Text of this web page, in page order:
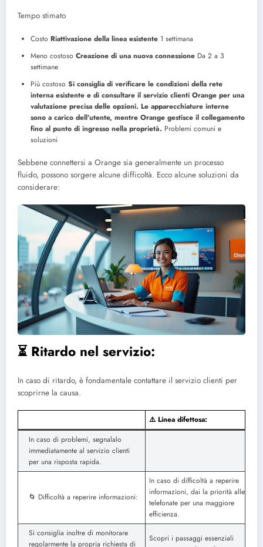
Tempo stimato
Costo Riattivazione della linea esistente 1 settimana
Meno costoso Creazione di una nuova connessione Da 2 a 3
settimane
Più costoso Si consiglia di verificare le condizioni della rete
interna esistente e di consultare il servizio clienti Orange per una
valutazione precisa delle opzioni. Le apparecchiature interne
sono a carico dell’utente, mentre Orange gestisce il collegamento
fino al punto di ingresso nella proprietà. Problemi comuni e
soluzioni
Sebbene connettersi a Orange sia generalmente un processo
fluido, possono sorgere alcune difficoltà. Ecco alcune soluzioni da
considerare:
⏳ Ritardo nel servizio:
In caso di ritardo, è fondamentale contattare il servizio clienti per
scoprirne la causa.
⚠️ Linea difettosa:
In caso di problemi, segnalalo
immediatamente al servizio clienti
per una risposta rapida.
🌀 Difficoltà a reperire informazioni:
In caso di difficoltà a reperire
informazioni, dai la priorità alle
telefonate per una maggiore
efficienza.
Si consiglia inoltre di monitorare
regolarmente la propria richiesta di
Scopri i passaggi essenziali